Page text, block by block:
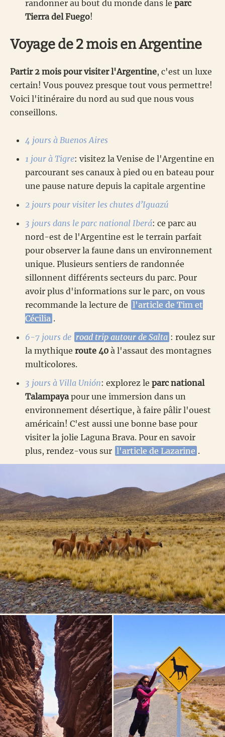
randonner au bout du monde dans le parc
Tierra del Fuego!
Voyage de 2 mois en Argentine
Partir 2 mois pour visiter l'Argentine, c'est un luxe
certain! Vous pouvez presque tout vous permettre!
Voici l'itinéraire du nord au sud que nous vous
conseillons.
4 jours à Buenos Aires
1 jour à Tigre: visitez la Venise de l'Argentine en
parcourant ses canaux à pied ou en bateau pour
une pause nature depuis la capitale argentine
2 jours pour visiter les chutes d’Iguazú
3 jours dans le parc national Iberá: ce parc au
nord-est de l'Argentine est le terrain parfait
pour observer la faune dans un environnement
unique. Plusieurs sentiers de randonnée
sillonnent différents secteurs du parc. Pour
avoir plus d'informations sur le parc, on vous
recommande la lecture de l'article de Tim et
Cécilia .
6-7 jours de road trip autour de Salta : roulez sur
la mythique route 40 à l'assaut des montagnes
multicolores.
3 jours à Villa Unión: explorez le parc national
Talampayapour une immersion dans un
environnement désertique, à faire pâlir l'ouest
américain! C'est aussi une bonne base pour
visiter la jolie Laguna Brava. Pour en savoir
plus, rendez-vous sur l'article de Lazarine .